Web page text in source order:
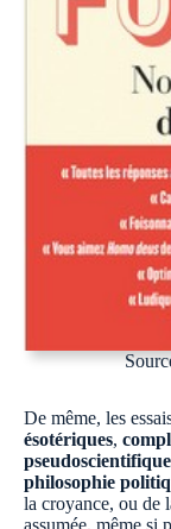
De même, les
ésotériques,
philosophie
la croyance, ou de